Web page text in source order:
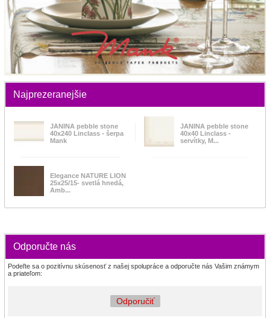
Najprezeranejšie
JANINA pebble stone
40x240 Linclass - šerpa
Mank
JANINA pebble stone
40x40 Linclass -
servítky, M...
Elegance NATURE LION
25x25/15- svetlá hnedá,
Amb...
Odporučte nás
Podeľte sa o pozitívnu skúsenosť z našej spolupráce a odporučte nás Vašim známym
a priateľom:
Odporučiť